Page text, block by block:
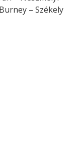
– Székely